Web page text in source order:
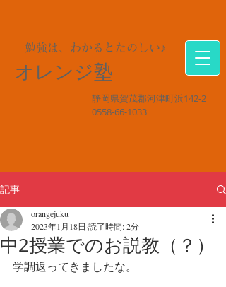
勉強は、わかるとたのしい♪
オレンジ塾
静岡県賀茂郡河津町浜142-2
0558-66-1033
記事
中2授業でのお説教（？）
orangejuku
2023年1月18日 読了時間: 2分
学調返ってきましたな。